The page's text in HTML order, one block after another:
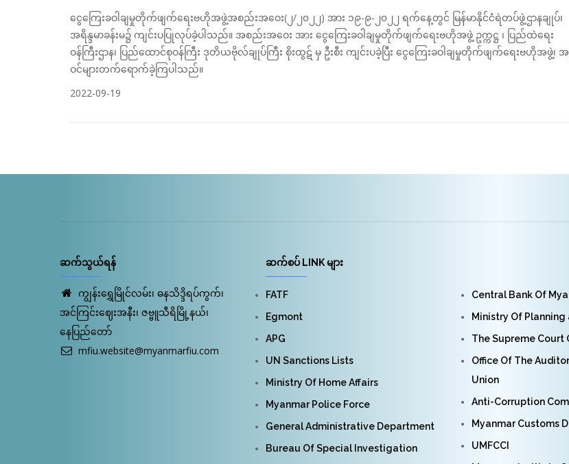
ငွေကြေးခဝါချမှုတိုက်ဖျက်ရေးဗဟိုအဖွဲ့အစည်းအဝေး(၂/၂၀၂၂) အား ၁၉-၉-၂၀၂၂ ရက်နေ့တွင် မြန်မာနိုင်ငံရဲတပ်ဖွဲ့ဌာနချုပ်၊
အရိန္ဒမာခန်းမ၌ ကျင်းပပြုလုပ်ခဲ့ပါသည်။ အစည်းအဝေး အား ငွေကြေးခဝါချမှုတိုက်ဖျက်ရေးဗဟိုအဖွဲ့ ဥက္ကဋ္ဌ ၊ ပြည်ထဲရေး
ဝန်ကြီးဌာန၊ ပြည်ထောင်စုဝန်ကြီး ဒုတိယဗိုလ်ချုပ်ကြီး စိုးထွဋ် မှ ဦးစီး ကျင်းပခဲ့ပြီး ငွေကြေးခဝါချမှုတိုက်ဖျက်ရေးဗဟိုအဖွဲ့၊
ဝင်များတက်ရောက်ခဲ့ကြပါသည်။
2022-09-19
ဆက်သွယ်ရန်
ကျွန်းရွှေမြိုင်လမ်း၊ ဓနသိဒ္ဒိရပ်ကွက်၊
အင်ကြင်းဈေးအနီး၊ ဇဗ္ဗူသီရိမြို့နယ်၊
နေပြည်တော်
mfiu.website@myanmarfiu.com
ဆက်စပ် LINK များ
FATF
Egmont
APG
UN Sanctions Lists
Ministry Of Home Affairs
Myanmar Police Force
General Administrative Department
Bureau Of Special Investigation
Central Bank Of
Ministry Of Planning
The Supreme Court
Office Of The
Union
Anti-Corruption
Myanmar Customs
UMFCCI